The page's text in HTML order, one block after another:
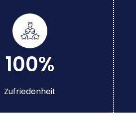
100%
Zufriedenheit